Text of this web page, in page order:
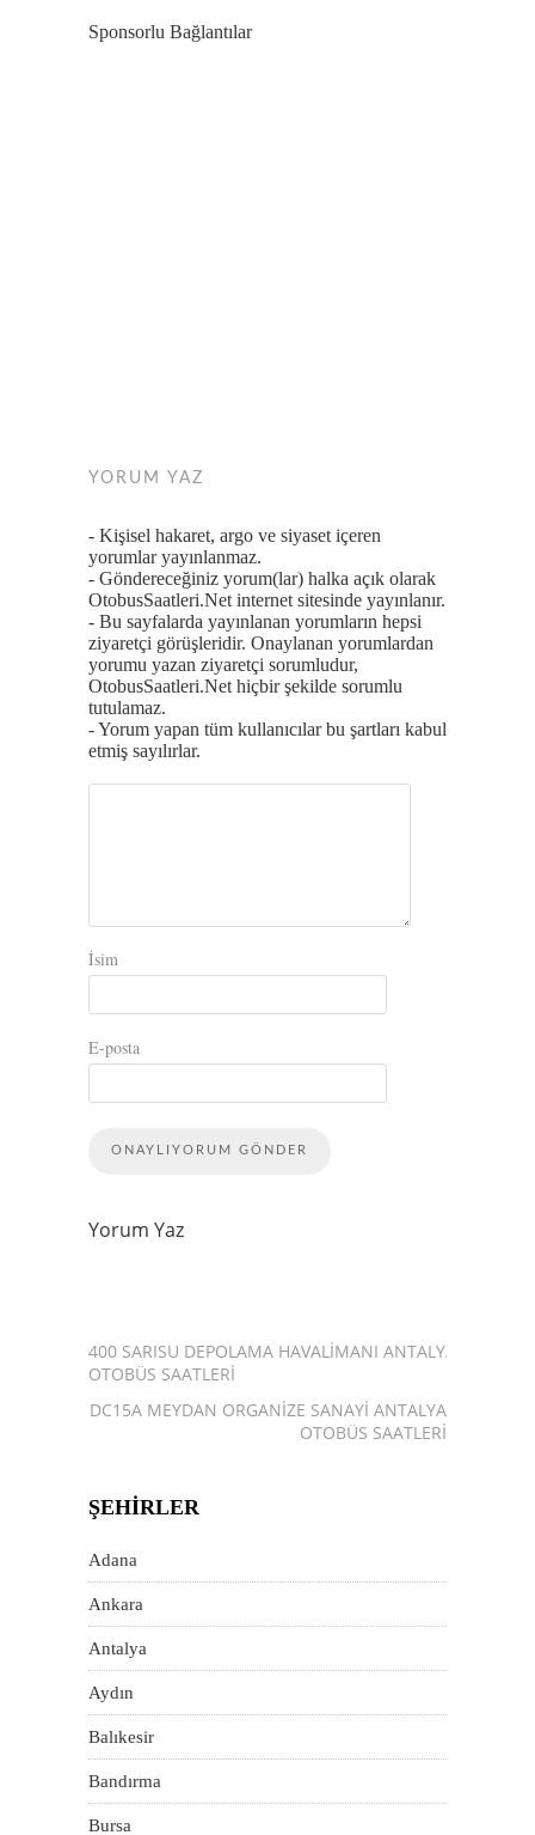
Sponsorlu Bağlantılar
YORUM YAZ
- Kişisel hakaret, argo ve siyaset içeren
yorumlar yayınlanmaz.
- Göndereceğiniz yorum(lar) halka açık olarak
OtobusSaatleri.Net internet sitesinde yayınlanır.
- Bu sayfalarda yayınlanan yorumların hepsi
ziyaretçi görüşleridir. Onaylanan yorumlardan
yorumu yazan ziyaretçi sorumludur,
OtobusSaatleri.Net hiçbir şekilde sorumlu
tutulamaz.
- Yorum yapan tüm kullanıcılar bu şartları kabul
etmiş sayılırlar.
İsim
E-posta
Yorum Yaz
400 SARISU DEPOLAMA HAVALIMANI ANTALYA
OTOBÜS SAATLERI
DC15A MEYDAN ORGANIZE SANAYI ANTALYA
OTOBÜS SAATLERI
ŞEHIRLER
Adana
Ankara
Antalya
Aydın
Balıkesir
Bandırma
Bursa